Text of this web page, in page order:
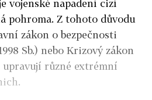
vojenské napadení cizí
pohroma. Z tohoto důvodu
zákon o bezpečnosti
Sb.) nebo Krizový zákon
upravují různé extrémní